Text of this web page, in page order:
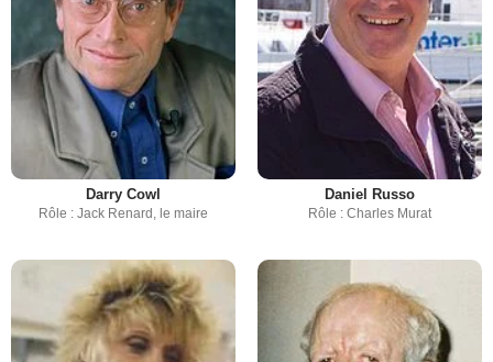
Darry Cowl
Rôle : Jack Renard, le maire
Daniel Russo
Rôle : Charles Murat